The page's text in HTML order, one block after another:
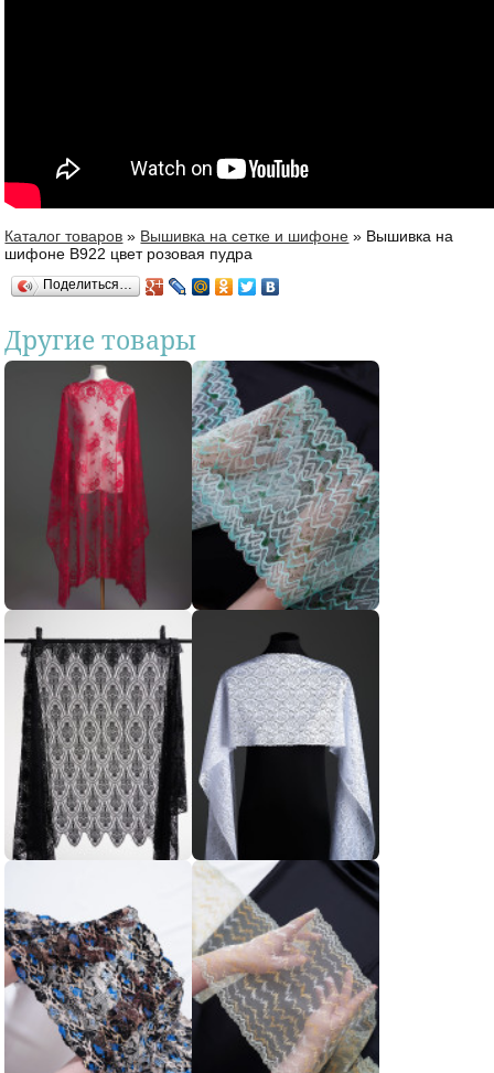
Вы здесь
Каталог товаров » Вышивка на сетке и шифоне » Вышивка на
шифоне В922 цвет розовая пудра
Поделиться…
Другие товары